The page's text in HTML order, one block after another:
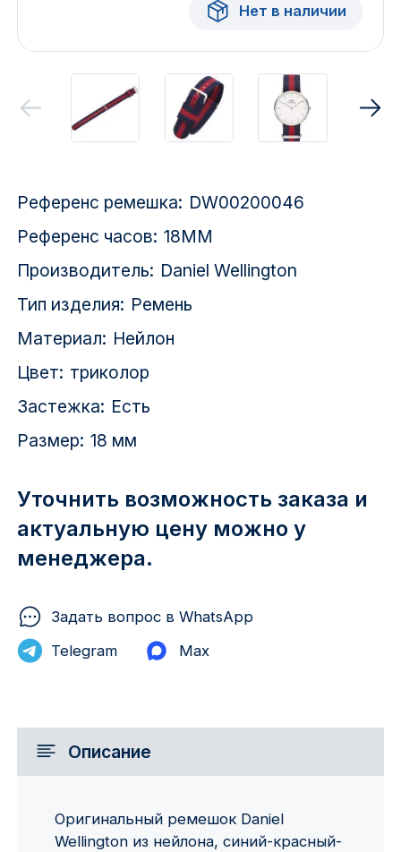
1 Поселок
2717 км
2-я Смирновка
4-й Участок
52127 городок
Нет в наличии
Референс ремешка: DW00200046
Референс часов: 18MM
Производитель: Daniel Wellington
Тип изделия: Ремень
Материал: Нейлон
Цвет: триколор
Застежка: Есть
Размер: 18 мм
Уточнить возможность заказа и
актуальную цену можно у
менеджера.
Задать вопрос в WhatsApp
Telegram
Max
Описание
Оригинальный ремешок Daniel
Wellington из нейлона, синий-красный-